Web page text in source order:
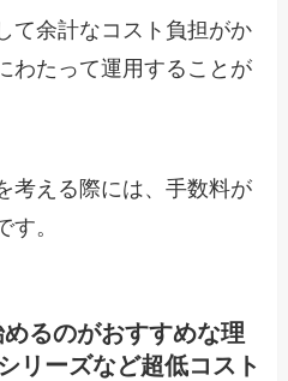
て余計なコスト負担がか
わたって運用することが
考える際には、手数料が
す。
るのがおすすめな理
リーズなど超低コスト